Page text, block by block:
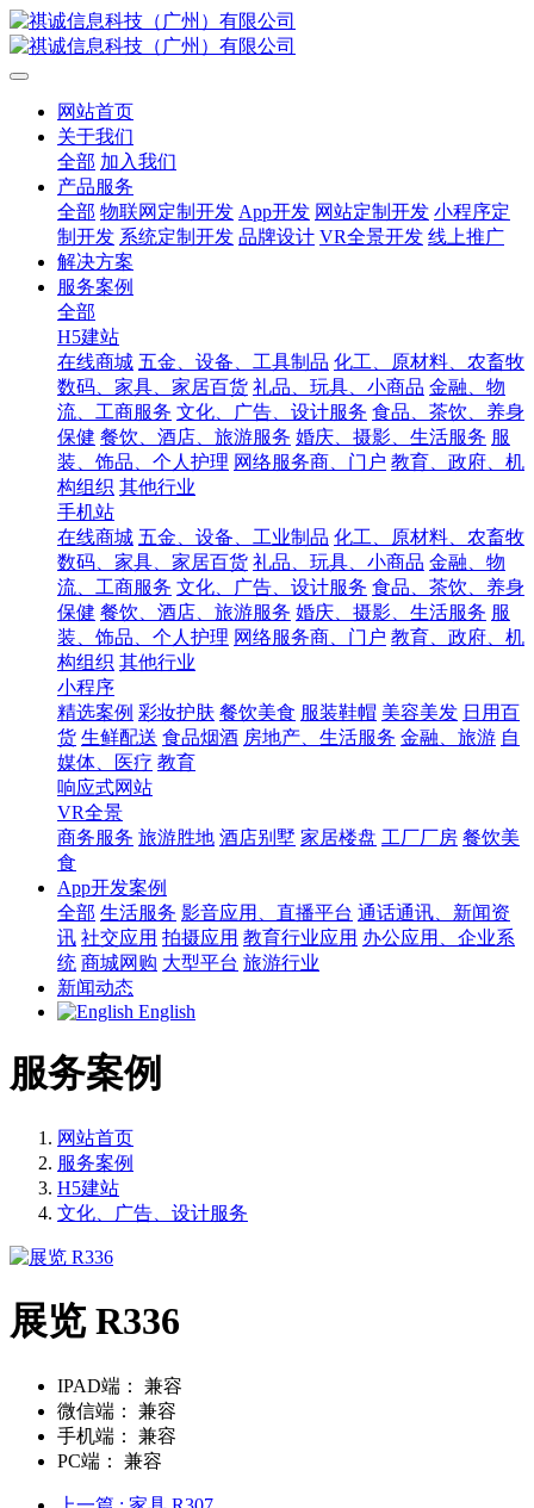
网站首页
关于我们
全部 加入我们
产品服务
全部 物联网定制开发 App开发 网站定制开发 小程序定
制开发 系统定制开发 品牌设计 VR全景开发 线上推广
解决方案
服务案例
全部
H5建站
在线商城 五金、设备、工具制品 化工、原材料、农畜牧
数码、家具、家居百货 礼品、玩具、小商品 金融、物
流、工商服务 文化、广告、设计服务 食品、茶饮、养身
保健 餐饮、酒店、旅游服务 婚庆、摄影、生活服务 服
装、饰品、个人护理 网络服务商、门户 教育、政府、机
构组织 其他行业
手机站
在线商城 五金、设备、工业制品 化工、原材料、农畜牧
数码、家具、家居百货 礼品、玩具、小商品 金融、物
流、工商服务 文化、广告、设计服务 食品、茶饮、养身
保健 餐饮、酒店、旅游服务 婚庆、摄影、生活服务 服
装、饰品、个人护理 网络服务商、门户 教育、政府、机
构组织 其他行业
小程序
精选案例 彩妆护肤 餐饮美食 服装鞋帽 美容美发 日用百
货 生鲜配送 食品烟酒 房地产、生活服务 金融、旅游 自
媒体、医疗 教育
响应式网站
VR全景
商务服务 旅游胜地 酒店别墅 家居楼盘 工厂厂房 餐饮美
食
App开发案例
全部 生活服务 影音应用、直播平台 通话通讯、新闻资
讯 社交应用 拍摄应用 教育行业应用 办公应用、企业系
统 商城网购 大型平台 旅游行业
新闻动态
English
服务案例
网站首页
服务案例
H5建站
文化、广告、设计服务
展览 R336
IPAD端：
兼容
微信端：
兼容
手机端：
兼容
PC端：
兼容